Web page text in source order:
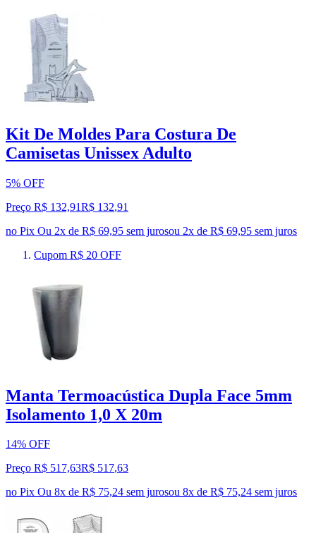
Kit De Moldes Para Costura De
Camisetas Unissex Adulto
5% OFF
Preço R$ 132,91R$ 132,91
no Pix Ou 2x de R$ 69,95 sem jurosou 2x de R$ 69,95 sem juros
Cupom R$ 20 OFF
Manta Termoacústica Dupla Face 5mm
Isolamento 1,0 X 20m
14% OFF
Preço R$ 517,63R$ 517,63
no Pix Ou 8x de R$ 75,24 sem jurosou 8x de R$ 75,24 sem juros